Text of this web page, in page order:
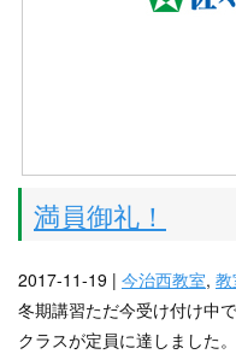
満員御礼！
2017-11-19 | 今治西教室,
冬期講習ただ今受け付け中
クラスが定員に達しました